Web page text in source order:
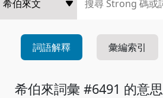
詞語解釋 彙編索引
希伯來詞彙 #6491 的意思